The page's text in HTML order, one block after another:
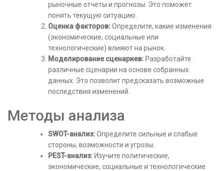
рыночные отчеты и прогнозы. Это поможет
понять текущую ситуацию.
Оценка факторов: Определите, какие изменения
(экономические, социальные или
технологические) влияют на рынок.
Моделирование сценариев: Разработайте
различные сценарии на основе собранных
данных. Это позволит предсказать возможные
последствия изменений.
Методы анализа
SWOT-анализ: Определите сильные и слабые
стороны, возможности и угрозы.
PEST-анализ: Изучите политические,
экономические, социальные и технологические